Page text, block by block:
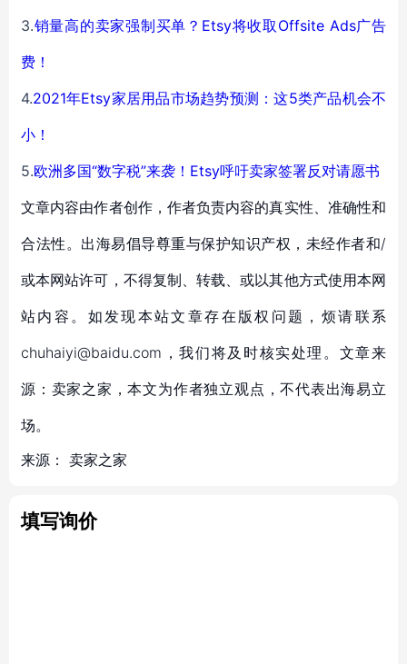
3.销量高的卖家强制买单？Etsy将收取Offsite Ads广告
费！
4.2021年Etsy家居用品市场趋势预测：这5类产品机会不
小！
5.欧洲多国“数字税”来袭！Etsy呼吁卖家签署反对请愿书
文章内容由作者创作，作者负责内容的真实性、准确性和
合法性。出海易倡导尊重与保护知识产权，未经作者和/
或本网站许可，不得复制、转载、或以其他方式使用本网
站内容。如发现本站文章存在版权问题，烦请联系
chuhaiyi@baidu.com，我们将及时核实处理。文章来
源：卖家之家，本文为作者独立观点，不代表出海易立
场。
来源： 卖家之家
填写询价